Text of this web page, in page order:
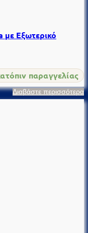
Εξωτερικό
παραγγελίας
Διαβάστε περισσότερα